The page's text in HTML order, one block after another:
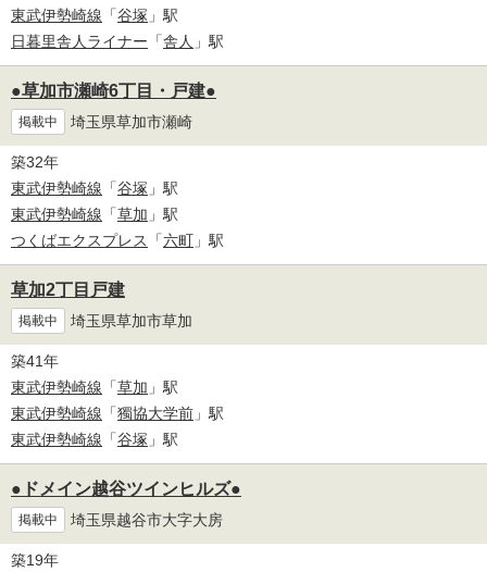
東武伊勢崎線 「谷塚 」駅
日暮里舎人ライナー 「舎人 」駅
●草加市瀬崎6丁目・戸建●
掲載中 埼玉県草加市瀬崎
築32年
東武伊勢崎線 「谷塚 」駅
東武伊勢崎線 「草加 」駅
つくばエクスプレス
「六町 」駅
草加2丁目戸建
掲載中 埼玉県草加市草加
築41年
東武伊勢崎線 「草加 」駅
東武伊勢崎線 「獨協大学前 」駅
東武伊勢崎線 「谷塚 」駅
●ドメイン越谷ツインヒルズ●
掲載中 埼玉県越谷市大字大房
築19年